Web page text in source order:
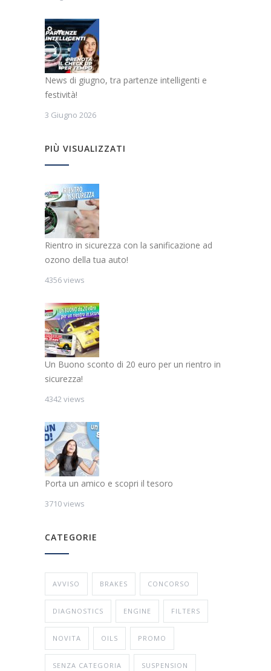
News di giugno, tra partenze intelligenti e
festività!
3 Giugno 2026
PIÙ VISUALIZZATI
Rientro in sicurezza con la sanificazione ad
ozono della tua auto!
4356 views
Un Buono sconto di 20 euro per un rientro in
sicurezza!
4342 views
Porta un amico e scopri il tesoro
3710 views
CATEGORIE
AVVISO BRAKES CONCORSO
DIAGNOSTICS ENGINE FILTERS
NOVITA OILS PROMO
SENZA CATEGORIA SUSPENSION